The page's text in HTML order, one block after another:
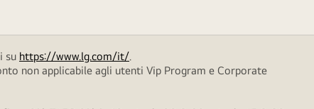
su https://www.lg.com/it/.
non applicabile agli utenti Vip Program e Corporate